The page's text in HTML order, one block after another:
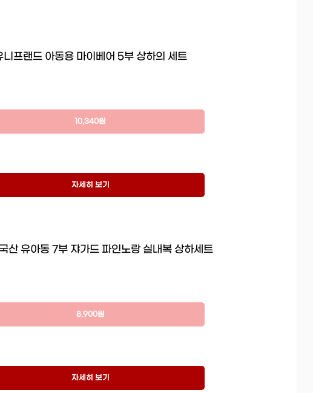
니프랜드 아동용 마이베어 5부 상하의 세트
10,340원
자세히 보기
산 유아동 7부 쟈가드 파인노랑 실내복 상하세트
8,900원
자세히 보기